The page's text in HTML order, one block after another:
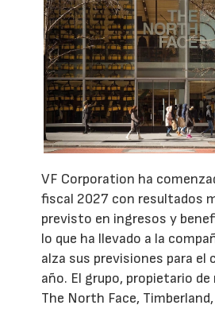
VF Corporation ha
fiscal 2027 con resultados
previsto en ingresos y
lo que ha llevado a la
alza sus previsiones para el
año. El grupo, propietario
The North Face,